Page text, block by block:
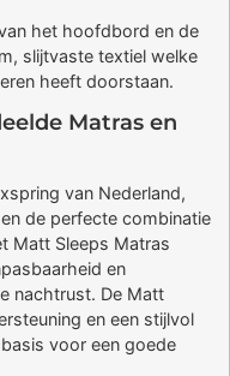
het hoofdbord en de
slijtvaste textiel welke
heeft doorstaan.
Matras en
van Nederland,
de perfecte combinatie
Matt Sleeps Matras
en
nachtrust. De Matt
en een stijlvol
voor een goede